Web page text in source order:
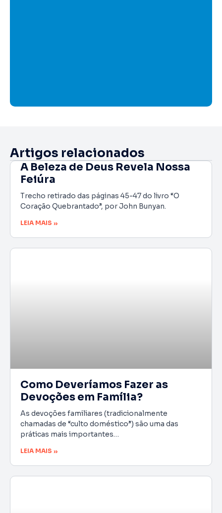
Artigos relacionados
A Beleza de Deus Revela Nossa
Feiúra
Trecho retirado das páginas 45-47 do livro “O
Coração Quebrantado”, por John Bunyan.
LEIA MAIS »
Como Deveríamos Fazer as
Devoções em Família?
As devoções familiares (tradicionalmente
chamadas de “culto doméstico”) são uma das
práticas mais importantes…
LEIA MAIS »